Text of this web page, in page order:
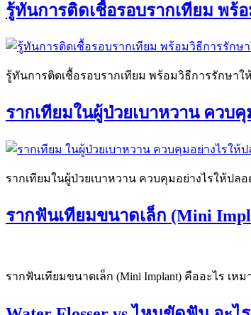
รู้ทันการติดเชื้อรอบรากเทียม พร้
รู้ทันการติดเชื้อรอบรากเทียม พร้อมวิธีการรักษา
รากเทียมในผู้ป่วยเบาหวาน ควบ
รากเทียมในผู้ป่วยเบาหวาน ควบคุมอย่างไรให้ปล
รากฟันเทียมขนาดเล็ก (Mini
รากฟันเทียมขนาดเล็ก (Mini Implant) คืออะไร เห